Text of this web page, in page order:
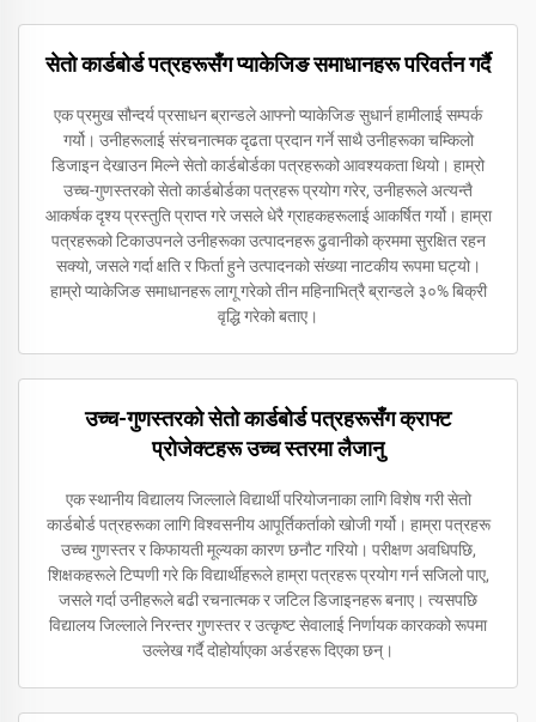
सेतो कार्डबोर्ड पत्रहरूसँग प्याकेजिङ समाधानहरू परिवर्तन गर्दै
एक प्रमुख सौन्दर्य प्रसाधन ब्रान्डले आफ्नो प्याकेजिङ सुधार्न हामीलाई सम्पर्क
गर्यो। उनीहरूलाई संरचनात्मक दृढता प्रदान गर्ने साथै उनीहरूका चम्किलो
डिजाइन देखाउन मिल्ने सेतो कार्डबोर्डका पत्रहरूको आवश्यकता थियो। हाम्रो
उच्च-गुणस्तरको सेतो कार्डबोर्डका पत्रहरू प्रयोग गरेर, उनीहरूले अत्यन्तै
आकर्षक दृश्य प्रस्तुति प्राप्त गरे जसले धेरै ग्राहकहरूलाई आकर्षित गर्यो। हाम्रा
पत्रहरूको टिकाउपनले उनीहरूका उत्पादनहरू ढुवानीको क्रममा सुरक्षित रहन
सक्यो, जसले गर्दा क्षति र फिर्ता हुने उत्पादनको संख्या नाटकीय रूपमा घट्यो।
हाम्रो प्याकेजिङ समाधानहरू लागू गरेको तीन महिनाभित्रै ब्रान्डले ३०% बिक्री
वृद्धि गरेको बताए।
उच्च-गुणस्तरको सेतो कार्डबोर्ड पत्रहरूसँग क्राफ्ट
प्रोजेक्टहरू उच्च स्तरमा लैजानु
एक स्थानीय विद्यालय जिल्लाले विद्यार्थी परियोजनाका लागि विशेष गरी सेतो
कार्डबोर्ड पत्रहरूका लागि विश्वसनीय आपूर्तिकर्ताको खोजी गर्यो। हाम्रा पत्रहरू
उच्च गुणस्तर र किफायती मूल्यका कारण छनौट गरियो। परीक्षण अवधिपछि,
शिक्षकहरूले टिप्पणी गरे कि विद्यार्थीहरूले हाम्रा पत्रहरू प्रयोग गर्न सजिलो पाए,
जसले गर्दा उनीहरूले बढी रचनात्मक र जटिल डिजाइनहरू बनाए। त्यसपछि
विद्यालय जिल्लाले निरन्तर गुणस्तर र उत्कृष्ट सेवालाई निर्णायक कारकको रूपमा
उल्लेख गर्दै दोहोर्याएका अर्डरहरू दिएका छन्।